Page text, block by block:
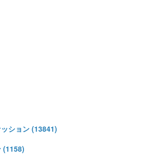
ション (13841)
(1158)